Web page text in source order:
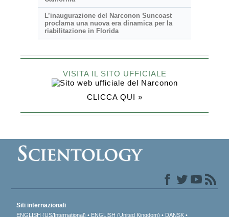
L’inaugurazione del Narconon Suncoast
proclama una nuova era dinamica per la
riabilitazione in Florida
VISITA IL SITO UFFICIALE
CLICCA QUI »
Siti internazionali
ENGLISH (US/International) ENGLISH (United Kingdom) DANSK